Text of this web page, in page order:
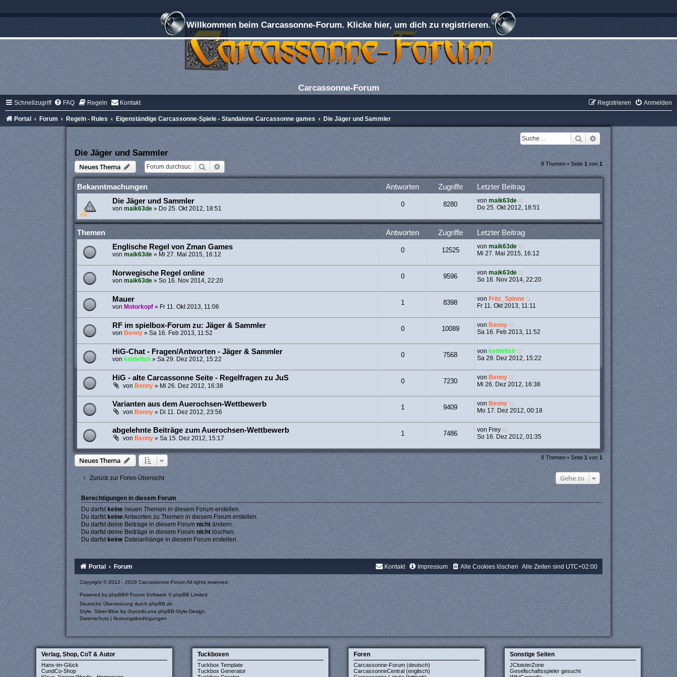
Willkommen beim Carcassonne-Forum. Klicke hier, um dich zu registrieren.
Carcassonne-Forum
Schnellzugriff FAQ Regeln Kontakt Anmelden
Registrieren
Portal Forum Regeln - Rules Eigenständige Carcassonne-Spiele - Standalone Carcassonne games Die Jäger und Sammler
Suche
Erweiterte Suche
Die Jäger und Sammler
Neues Thema
Suche Erweiterte Suche 8 Themen • Seite1 von1
Bekanntmachungen Antworten Zugriffe Letzter Beitrag
Die Jäger und Sammler
von maik63de» Do 25. Okt 2012, 18:51
0 8280 vonmaik63de
Do 25. Okt 2012, 18:51
Themen Antworten Zugriffe Letzter Beitrag
Englische Regel von Zman Games
von maik63de» Mi 27. Mai 2015, 16:12
0 12525 vonmaik63de
Mi 27. Mai 2015, 16:12
Norwegische Regel online
von maik63de» So 16. Nov 2014, 22:20
0 9596 vonmaik63de
So 16. Nov 2014, 22:20
Mauer
von Motorkopf» Fr 11. Okt 2013, 11:06
1 8398 von Fritz_Spinne
Fr 11. Okt 2013, 11:11
RF im spielbox-Forum zu: Jäger & Sammler
von Benny» Sa 16. Feb 2013, 11:52
0 10089 von Benny
Sa 16. Feb 2013, 11:52
HiG-Chat - Fragen/Antworten - Jäger & Sammler
von kettlefish» Sa 29. Dez 2012, 15:22
0 7568 von kettlefish
Sa 29. Dez 2012, 15:22
HiG - alte Carcassonne Seite - Regelfragen zu JuS
von Benny» Mi 26. Dez 2012, 16:38
0 7230 von Benny
Mi 26. Dez 2012, 16:38
Varianten aus dem Auerochsen-Wettbewerb
von Benny» Di 11. Dez 2012, 23:56
1 9409 von Benny
Mo 17. Dez 2012, 00:18
abgelehnte Beiträge zum Auerochsen-Wettbewerb
von Benny» Sa 15. Dez 2012, 15:17
1 7486 von Frey
So 16. Dez 2012, 01:35
Neues Thema 8 Themen • Seite1 von1
Zurück zur Foren-Übersicht Gehe zu
Berechtigungen in diesem Forum
Du darfst keineneuen Themen in diesem Forum erstellen.
Du darfst keineAntworten zu Themen in diesem Forum erstellen.
Du darfst deine Beiträge in diesem Forum nichtändern.
Du darfst deine Beiträge in diesem Forum nichtlöschen.
Du darfst keineDateianhänge in diesem Forum erstellen.
Portal Forum Alle Zeiten sind UTC+02:00
Alle Cookies löschen
Impressum
Kontakt
Copyright © 2012 - 2026 Carcassonne-Forum All rights reserved.
Powered byphpBB® Forum Software © phpBB Limited
Deutsche Übersetzung durch phpBB.de
Style: Silver-Blue by Joyce&Luna phpBB-Style-Design
Datenschutz |Nutzungsbedingungen
Verlag, Shop, CoT & Autor
Hans-im-Glück
CundCo-Shop
Tuckboxen
Tuckbox Template
Tuckbox Generator
Foren
Carcassonne-Forum (deutsch)
CarcassonneCentral (englisch)
Sonstige Seiten
JCloisterZone
Gesellschaftsspieler gesucht